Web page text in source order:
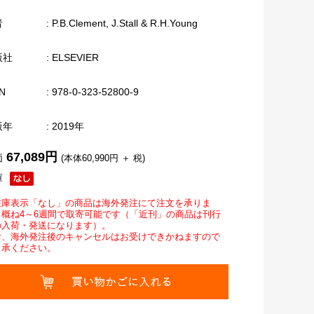
: P.B.Clement, J.Stall & R.H.Young
社 : ELSEVIER
: 978-0-323-52800-9
年 : 2019年
67,089円 (本体60,990円 ＋ 税)
表示「なし」の商品は海外発注にて注文を承りま
ね4～6週間で取寄可能です（「近刊」の商品は刊行
荷・発送になります）。
海外発注後のキャンセルはお受けできかねますので
ください。